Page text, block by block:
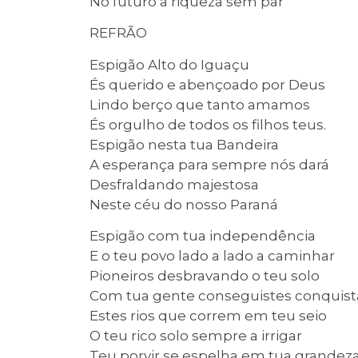
REFRÃO
Espigão Alto do Iguaçu
És querido e abençoado por Deus
Lindo berço que tanto amamos
És orgulho de todos os filhos teus.
Espigão nesta tua Bandeira
A esperança para sempre nós dará
Desfraldando majestosa
Neste céu do nosso Paraná
Espigão com tua independência
E o teu povo lado a lado a caminhar
Pioneiros desbravando o teu solo
Com tua gente conseguistes
Estes rios que correm em teu seio
O teu rico solo sempre a irrigar